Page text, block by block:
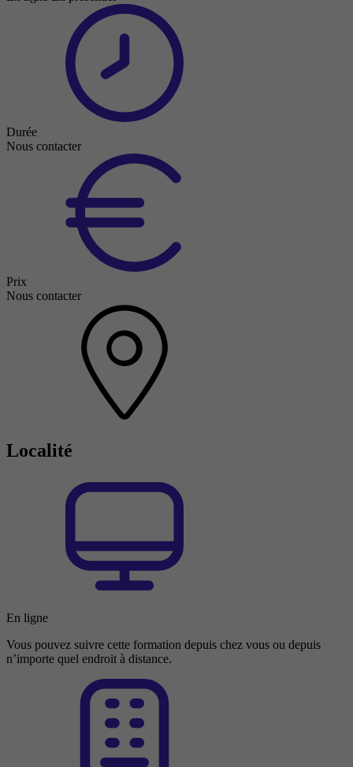
Durée
Nous contacter
Prix
Nous contacter
Localité
En ligne
Vous pouvez suivre cette formation depuis chez vous ou depuis
n’importe quel endroit à distance.